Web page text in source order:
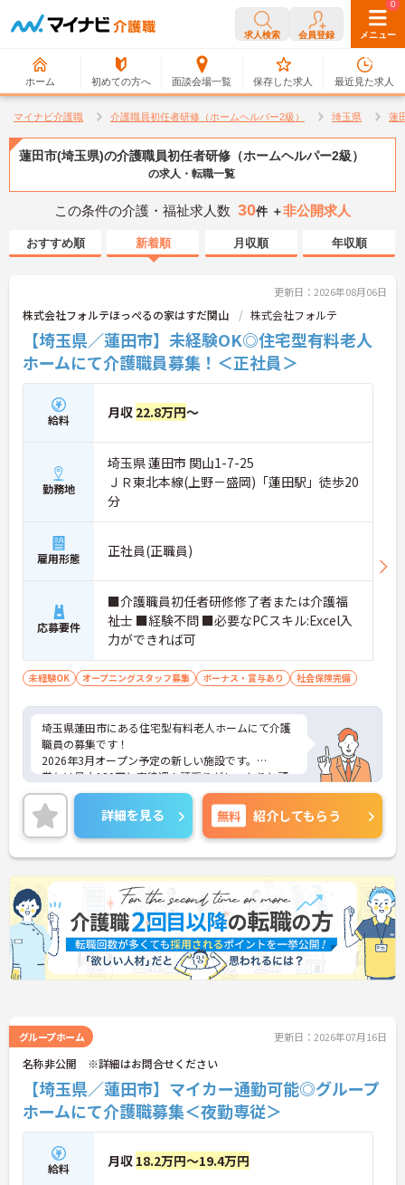
求人検索 会員登録 メニュー
ホーム 初めての方へ 面談会場一覧
0
保存した求人
0
最近見た求人
マイナビ介護職 介護職員初任者研修（ホームヘルパー2級） 埼玉県 蓮
蓮田市(埼玉県)の介護職員初任者研修（ホームヘルパー2級）
の求人・転職一覧
この条件の介護・福祉求人数 30件 ＋非公開求人
おすすめ順 新着順 月収順 年収順
更新日：2026年08月06日
株式会社フォルテほっぺるの家はすだ関山 株式会社フォルテ
【埼玉県／蓮田市】未経験OK◎住宅型有料老人
ホームにて介護職員募集！＜正社員＞
給料 月収 22.8万円～
勤務地
埼玉県 蓮田市 関山1-7-25
ＪＲ東北本線(上野－盛岡)「蓮田駅」徒歩20
分
雇用形態 正社員(正職員)
応募要件
■介護職員初任者研修修了者または介護福
祉士 ■経験不問 ■必要なPCスキル:Excel入
力ができれば可
未経験OK オープニングスタッフ募集 ボーナス・賞与あり 社会保険完備
埼玉県蓮田市にある住宅型有料老人ホームにて介護
職員の募集です！
2026年3月オープン予定の新しい施設です。
賞与は最大120万と高待遇！頑張りがしっかりと評
価される環境です。
マンツーマン指導による安心の研修体制も魅力で
す。シフト柔軟でプライベート重視の方にもおすす
め。
ご興味がある方は、ご面接のポイントをお伝えしま
すので、お気軽にお問い合わせください。
詳細を見る 無料 紹介してもらう
グループホーム 更新日：2026年07月16日
名称非公開 ※詳細はお問合せください
【埼玉県／蓮田市】マイカー通勤可能◎グループ
ホームにて介護職募集＜夜勤専従＞
給料 月収 18.2万円～19.4万円